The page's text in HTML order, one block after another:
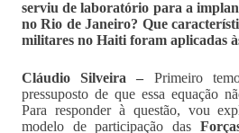
serviu de laboratório para a
no Rio de Janeiro? Que
militares no Haiti foram aplicadas
Cláudio Silveira – Primeiro
pressuposto de que essa equação
Para responder à questão, vou
modelo de participação das